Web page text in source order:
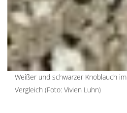
Weißer und schwarzer Knoblauch im
Vergleich (Foto: Vivien Luhn)